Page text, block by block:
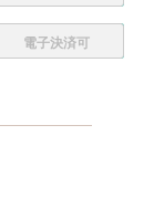
電子決済可